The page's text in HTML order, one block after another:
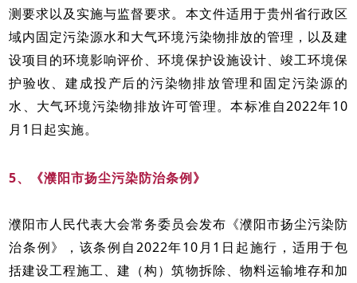
测要求以及实施与监督要求。本文件适用于贵州省行政区
域内固定污染源水和大气环境污染物排放的管理，以及建
设项目的环境影响评价、环境保护设施设计、竣工环境保
护验收、建成投产后的污染物排放管理和固定污染源的
水、大气环境污染物排放许可管理。本标准自2022年10
月1日起实施。
5、《濮阳市扬尘污染防治条例》
濮阳市人民代表大会常务委员会发布《濮阳市扬尘污染防
治条例》，该条例自2022年10月1日起施行，适用于包
括建设工程施工、建（构）筑物拆除、物料运输堆存和加